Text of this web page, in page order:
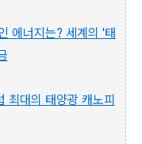
에너지는? 세계의 '태
대의 태양광 캐노피